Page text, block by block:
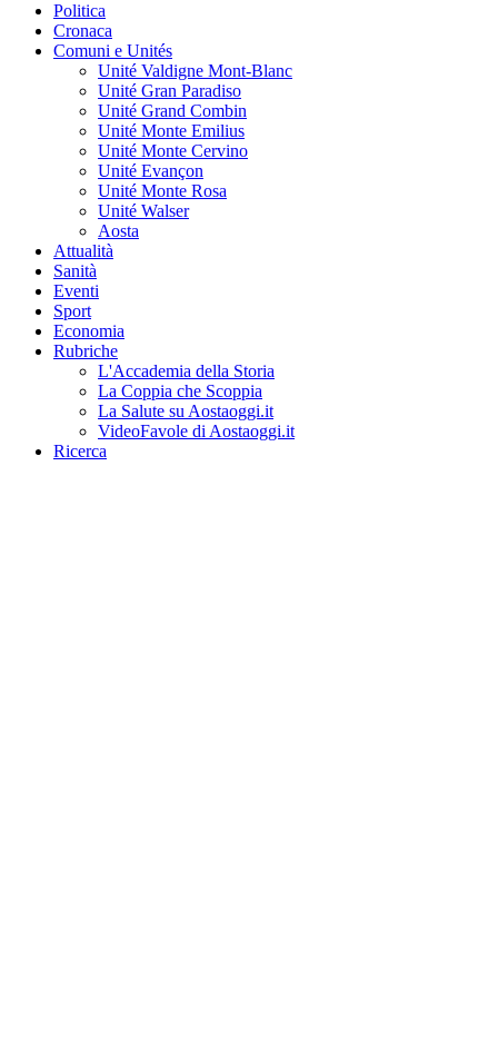
Politica
Cronaca
Comuni e Unités
Unité Valdigne Mont-Blanc
Unité Gran Paradiso
Unité Grand Combin
Unité Monte Emilius
Unité Monte Cervino
Unité Evançon
Unité Monte Rosa
Unité Walser
Aosta
Attualità
Sanità
Eventi
Sport
Economia
Rubriche
L'Accademia della Storia
La Coppia che Scoppia
La Salute su Aostaoggi.it
VideoFavole di Aostaoggi.it
Ricerca